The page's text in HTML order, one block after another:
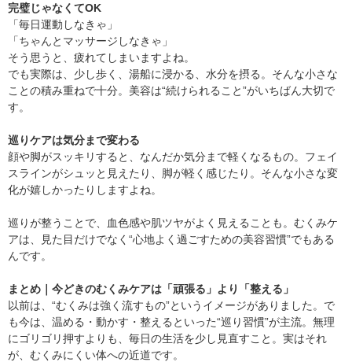
完璧じゃなくてOK
「毎日運動しなきゃ」
「ちゃんとマッサージしなきゃ」
そう思うと、疲れてしまいますよね。
でも実際は、少し歩く、湯船に浸かる、水分を摂る。そんな小さな
ことの積み重ねで十分。美容は“続けられること”がいちばん大切で
す。
巡りケアは気分まで変わる
顔や脚がスッキリすると、なんだか気分まで軽くなるもの。フェイ
スラインがシュッと見えたり、脚が軽く感じたり。そんな小さな変
化が嬉しかったりしますよね。
巡りが整うことで、血色感や肌ツヤがよく見えることも。むくみケ
アは、見た目だけでなく“心地よく過ごすための美容習慣”でもある
んです。
まとめ｜今どきのむくみケアは「頑張る」より「整える」
以前は、“むくみは強く流すもの”というイメージがありました。で
も今は、温める・動かす・整えるといった“巡り習慣”が主流。無理
にゴリゴリ押すよりも、毎日の生活を少し見直すこと。実はそれ
が、むくみにくい体への近道です。